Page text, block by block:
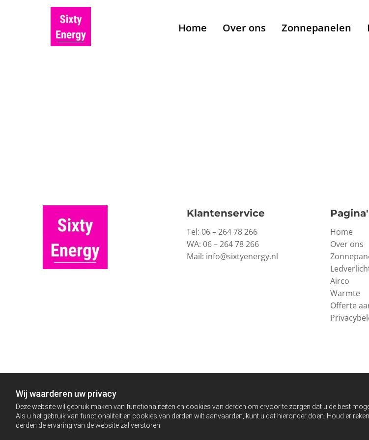
Wij waarderen uw privacy
Deze website wil gebruik maken van functionaliteiten en cookies van derden om ervoor te zorgen dat u de best
Als u het gebruik van functionaliteit en cookies van derden wilt aanvaarden, kunt u dat hieronder doen. Houd er
derden de ervaring van de website zal verstoren.
Home Over ons Zonnepanelen
Klantenservice
Tel: 06 – 264 78 266
WA: 06 – 264 78 266
Mail: info@sixtyenergy.nl
Home
Over ons
Airco
Warmte
Offerte